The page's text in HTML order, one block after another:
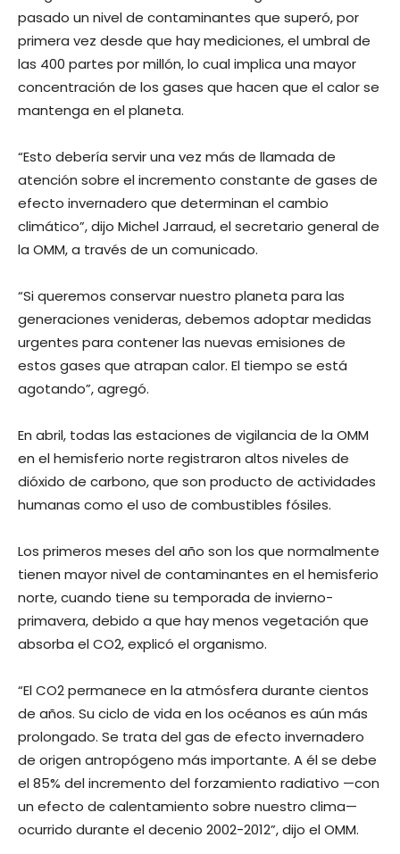
pasado un nivel de contaminantes que superó, por
primera vez desde que hay mediciones, el umbral de
las 400 partes por millón, lo cual implica una mayor
concentración de los gases que hacen que el calor se
mantenga en el planeta.
“Esto debería servir una vez más de llamada de
atención sobre el incremento constante de gases de
efecto invernadero que determinan el cambio
climático”, dijo Michel Jarraud, el secretario general de
la OMM, a través de un comunicado.
“Si queremos conservar nuestro planeta para las
generaciones venideras, debemos adoptar medidas
urgentes para contener las nuevas emisiones de
estos gases que atrapan calor. El tiempo se está
agotando”, agregó.
En abril, todas las estaciones de vigilancia de la OMM
en el hemisferio norte registraron altos niveles de
dióxido de carbono, que son producto de actividades
humanas como el uso de combustibles fósiles.
Los primeros meses del año son los que normalmente
tienen mayor nivel de contaminantes en el hemisferio
norte, cuando tiene su temporada de invierno-
primavera, debido a que hay menos vegetación que
absorba el CO2, explicó el organismo.
“El CO2 permanece en la atmósfera durante cientos
de años. Su ciclo de vida en los océanos es aún más
prolongado. Se trata del gas de efecto invernadero
de origen antropógeno más importante. A él se debe
el 85% del incremento del forzamiento radiativo —con
un efecto de calentamiento sobre nuestro clima—
ocurrido durante el decenio 2002-2012”, dijo el OMM.